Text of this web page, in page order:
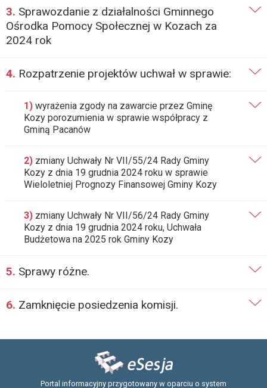
3. Sprawozdanie z działalności Gminnego
Ośrodka Pomocy Społecznej w Kozach za
2024 rok
4. Rozpatrzenie projektów uchwał w sprawie:
1) wyrażenia zgody na zawarcie przez Gminę
Kozy porozumienia w sprawie współpracy z
Gminą Pacanów
2) zmiany Uchwały Nr VII/55/24 Rady Gminy
Kozy z dnia 19 grudnia 2024 roku w sprawie
Wieloletniej Prognozy Finansowej Gminy Kozy
3) zmiany Uchwały Nr VII/56/24 Rady Gminy
Kozy z dnia 19 grudnia 2024 roku, Uchwała
Budżetowa na 2025 rok Gminy Kozy
5. Sprawy różne.
6. Zamknięcie posiedzenia komisji.
Portal informacyjny przygotowany w oparciu o system